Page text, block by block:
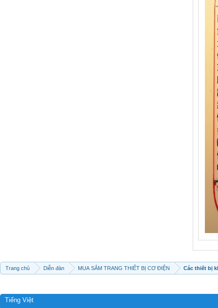
Trang chủ Diễn đàn MUA SẮM TRANG THIẾT BỊ CƠ ĐIỆN Các thiết bị
Tiếng Việt